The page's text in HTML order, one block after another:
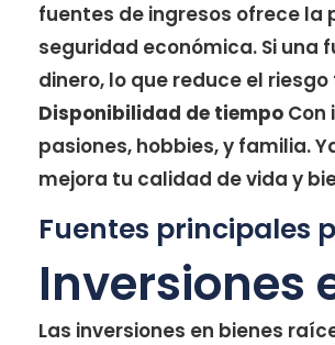
fuentes de ingresos ofrece la
seguridad económica. Si una
dinero, lo que reduce el
Disponibilidad de tiempo Con
pasiones, hobbies, y familia.
mejora tu calidad de vida y
Fuentes principales
Inversiones
Las inversiones en bienes